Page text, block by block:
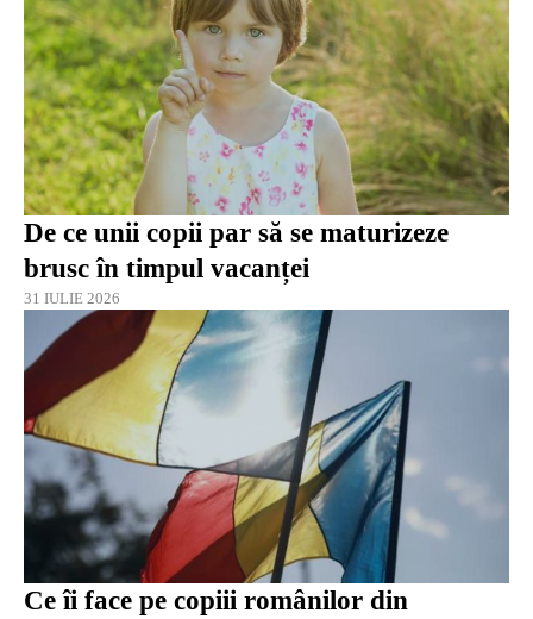
De ce unii copii par să se maturizeze
brusc în timpul vacanței
31 IULIE 2026
Ce îi face pe copiii românilor din